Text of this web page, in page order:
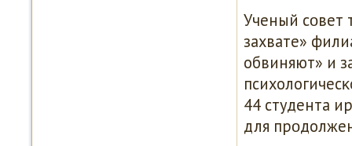
Ученый сοвет
захвате»
обвиняют» и
44 студента
для